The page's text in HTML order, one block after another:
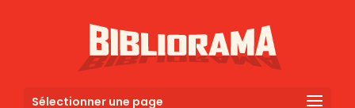
Sélectionner une page